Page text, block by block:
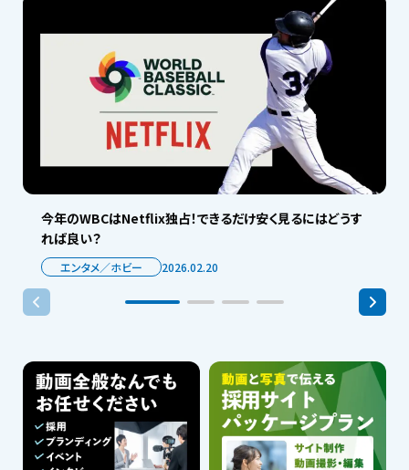
今年のWBCはNetflix独占！できるだけ安く見るにはどうす
れば良い？
エンタメ／ホビー 2026.02.20